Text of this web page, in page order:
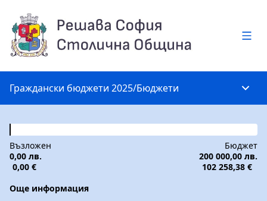
Граждански бюджети 2025/Бюджети
Възложен
0,00 лв.
0,00 €
Бюджет
200 000,00 лв.
102 258,38 €
Още информация